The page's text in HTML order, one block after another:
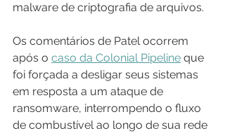
malware de criptografia de arquivos.
Os comentários de Patel ocorrem
após o caso da Colonial Pipeline que
foi forçada a desligar seus sistemas
em resposta a um ataque de
ransomware, interrompendo o fluxo
de combustível ao longo de sua rede